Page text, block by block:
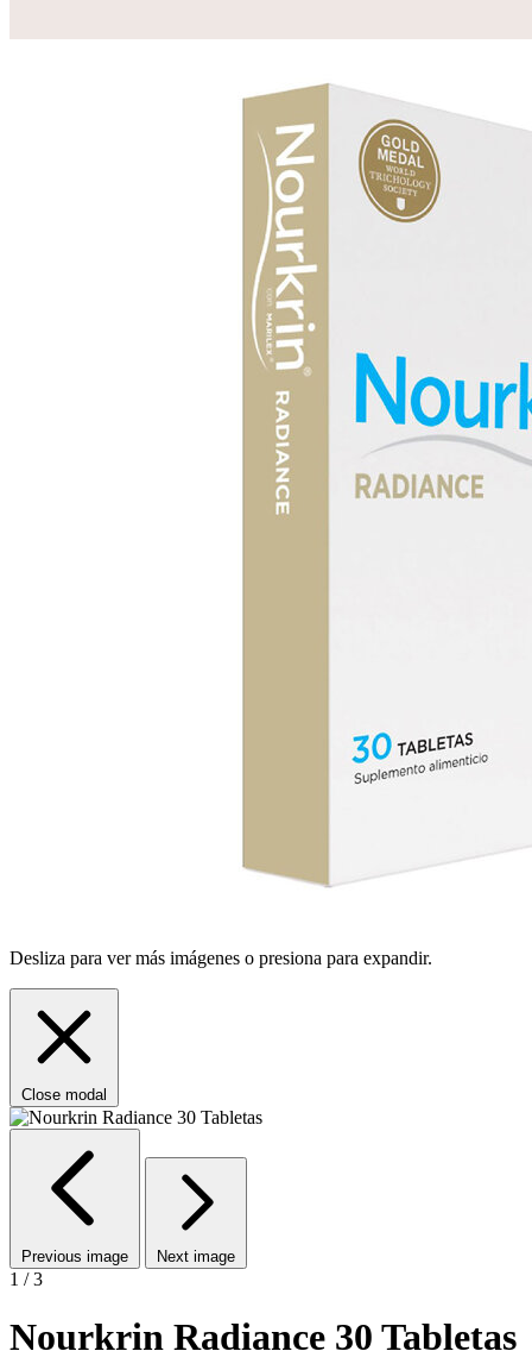
Desliza para ver más imágenes o presiona para expandir.
Close modal
Previous image Next image
1 / 3
Nourkrin Radiance 30 Tabletas